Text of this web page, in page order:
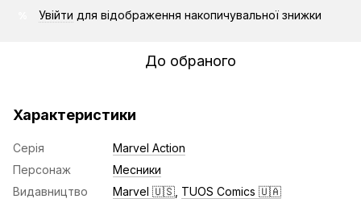
Увійти для відображення накопичувальної знижки
До обраного
Характеристики
Серія
Marvel Action
Персонаж
Месники
Видавництво
Marvel 🇺🇸 TUOS Comics 🇺🇦